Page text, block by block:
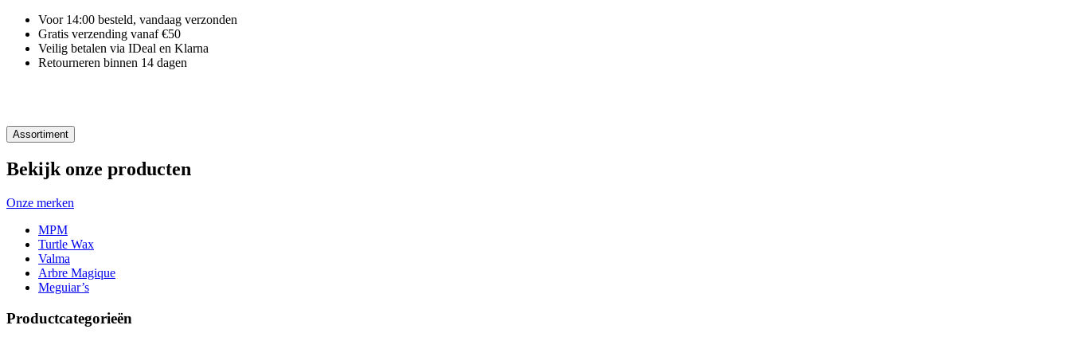
Voor 14:00 besteld, vandaag verzonden
Gratis verzending vanaf €50
Veilig betalen via IDeal en Klarna
Retourneren binnen 14 dagen
Assortiment
Bekijk onze producten
Onze merken
MPM
Turtle Wax
Valma
Arbre Magique
Meguiar’s
Productcategorieën